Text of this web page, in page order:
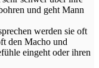
und geht Mann
werden sie oft
den Macho und
eingeht oder ihren